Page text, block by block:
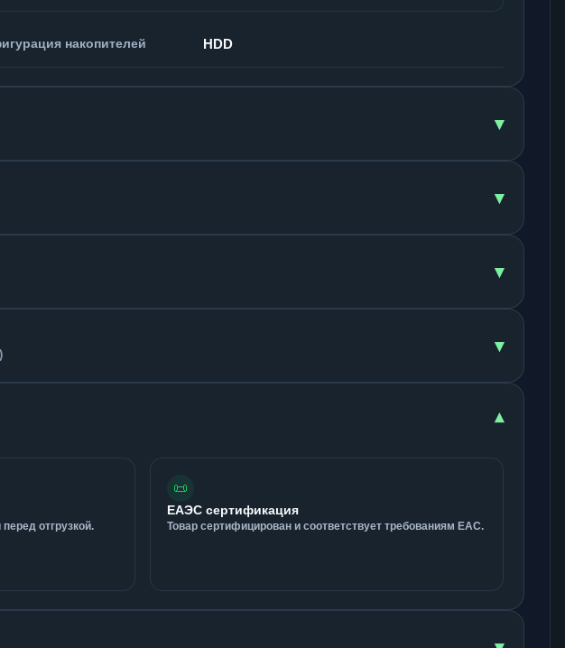
накопителей HDD
▾
▾
▾
▾
▾
отгрузкой.
📜
ЕАЭС сертификация
Товар сертифицирован и соответствует требованиям ЕАС.